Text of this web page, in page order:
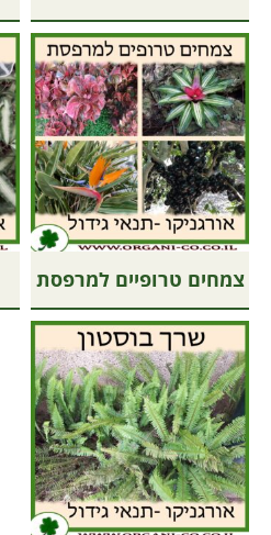
צמחים טרופיים למרפסת